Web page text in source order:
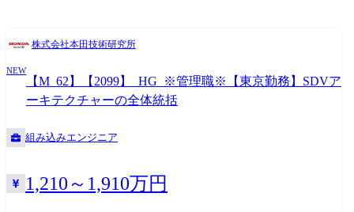
株式会社本田技術研究所
NEW
【M_62】【2099】_HG_※管理職※【東京勤務】SDVア
ーキテクチャーの全体統括
組み込みエンジニア
1,210～1,910万円